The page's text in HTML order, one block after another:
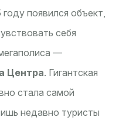
появился объект,
себя
—
Центра. Гигантская
стала самой
недавно туристы